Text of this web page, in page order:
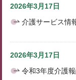
2026年3月17日
介護サービス情
2026年3月17日
令和3年度介護